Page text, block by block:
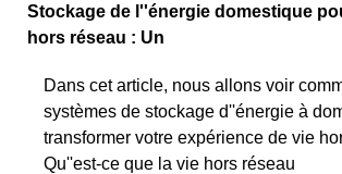
Stockage de l''énergie domestique
hors réseau : Un
Dans cet article, nous allons voir
systèmes de stockage d''énergie à
transformer votre expérience de vie
Qu''est-ce que la vie hors réseau